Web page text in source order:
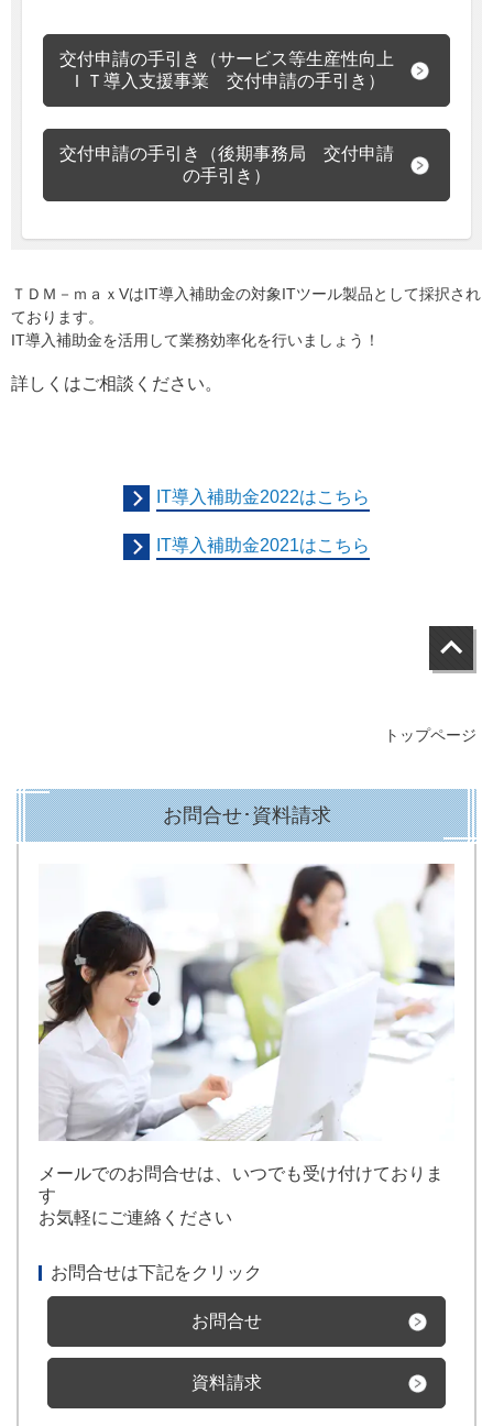
交付申請の手引き
（サービス等生産性向上
ＩＴ導入支援事業 交付申請の手引き）
交付申請の手引き
（後期事務局 交付申請
の手引き）
ＴＤＭ－ｍａｘVはIT導入補助金の対象ITツール製品として採択され
ております。
IT導入補助金を活用して業務効率化を行いましょう！
詳しくはご相談ください。
IT導入補助金2022はこちら
IT導入補助金2021はこちら
トップページ
お問合せ･資料請求
メールでのお問合せは、いつでも受け付けておりま
す
お気軽にご連絡ください
お問合せは下記をクリック
お問合せ
資料請求